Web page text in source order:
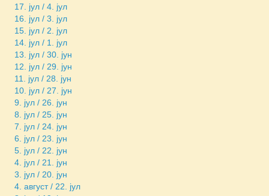
17. јул / 4. јул
16. јул / 3. јул
15. јул / 2. јул
14. јул / 1. јул
13. јул / 30. јун
12. јул / 29. јун
11. јул / 28. јун
10. јул / 27. јун
9. јул / 26. јун
8. јул / 25. јун
7. јул / 24. јун
6. јул / 23. јун
5. јул / 22. јун
4. јул / 21. јун
3. јул / 20. јун
4. август / 22. јул